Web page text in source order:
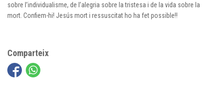
sobre l’individualisme, de l’alegria sobre la tristesa i de la vida sobre la
mort. Confiem-hi! Jesús mort i ressuscitat ho ha fet possible!!
Comparteix